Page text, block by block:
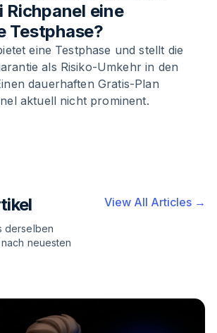
Richpanel eine
Testphase?
eine Testphase und stellt die
als Risiko-Umkehr in den
dauerhaften Gratis-Plan
aktuell nicht prominent.
derselben
neuesten
View All Articles →